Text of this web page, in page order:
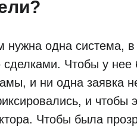
одна система, в
сделками. Чтобы у
и ни одна заявка
и чтобы
Чтобы была